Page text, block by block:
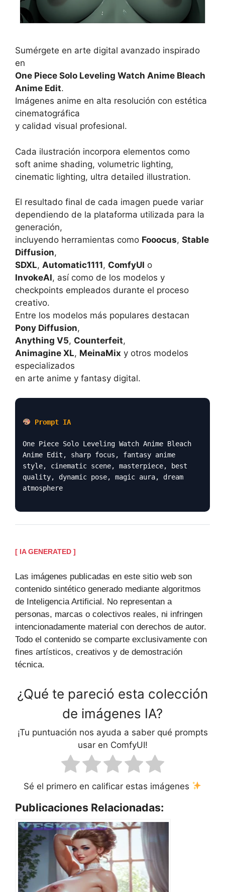
Sumérgete en arte digital avanzado inspirado
en
One Piece Solo Leveling Watch Anime Bleach
Anime Edit.
Imágenes anime en alta resolución con estética
cinematográfica
y calidad visual profesional.
Cada ilustración incorpora elementos como
soft anime shading, volumetric lighting,
cinematic lighting, ultra detailed illustration.
El resultado final de cada imagen puede variar
dependiendo de la plataforma utilizada para la
generación,
incluyendo herramientas como Fooocus, Stable
Diffusion,
SDXL, Automatic1111, ComfyUI o
InvokeAI, así como de los modelos y
checkpoints empleados durante el proceso
creativo.
Entre los modelos más populares destacan
Pony Diffusion,
Anything V5, Counterfeit,
Animagine XL, MeinaMix y otros modelos
especializados
en arte anime y fantasy digital.
Prompt IA
One Piece Solo Leveling Watch Anime Bleach
Anime Edit, sharp focus, fantasy anime
style, cinematic scene, masterpiece, best
quality, dynamic pose, magic aura, dream
atmosphere
[ IA GENERATED ]
Las imágenes publicadas en este sitio web son
contenido sintético generado mediante algoritmos
de Inteligencia Artificial. No representan a
personas, marcas o colectivos reales, ni infringen
intencionadamente material con derechos de autor.
Todo el contenido se comparte exclusivamente con
fines artísticos, creativos y de demostración
técnica.
¿Qué te pareció esta colección
de imágenes IA?
¡Tu puntuación nos ayuda a saber qué prompts
usar en ComfyUI!
Sé el primero en calificar estas imágenes
Publicaciones Relacionadas: